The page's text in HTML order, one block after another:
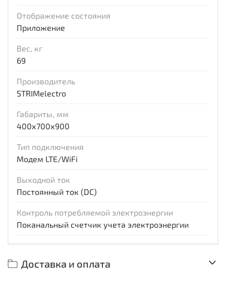
Отображение состояния
Приложение
Вес, кг
69
Производитель
STRIMelectro
Габариты, мм
400х700х900
Тип подключения
Модем LTE/WiFi
Выходной ток
Постоянный ток (DC)
Контроль потребляемой электроэнергии
Поканальный счетчик учета электроэнергии
Доставка и оплата